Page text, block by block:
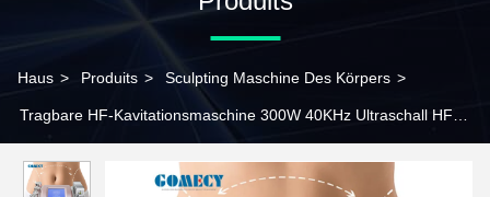
Haus > Produits > Sculpting Maschine Des Körpers >
Tragbare HF-Kavitationsmaschine 300W 40KHz Ultraschall HF-